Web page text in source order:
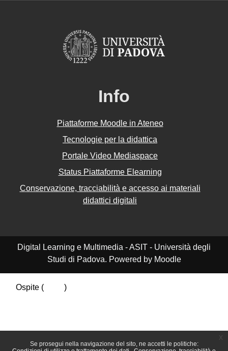
Se prosegui nella navigazione del sito, ne accetti le politiche:
Info
Piattaforme Moodle in Ateneo
Tecnologie per la didattica
Portale Video Mediaspace
Status Piattaforme Elearning
Conservazione, tracciabilità e accesso ai materiali
didattici digitali
Digital Learning e Multimedia - ASIT - Università degli
Studi di Padova. Powered by Moodle
Ospite (
)